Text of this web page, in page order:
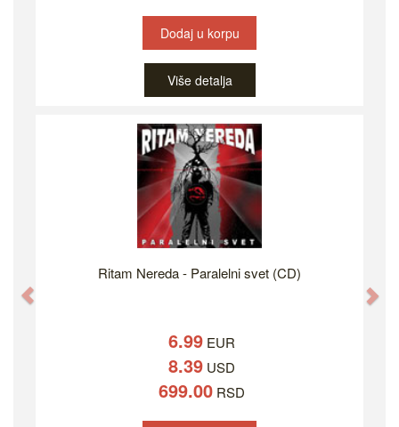
Dodaj u korpu
Više detalja
Ritam Nereda - Paralelni svet (CD)
6.99 EUR
8.39 USD
699.00 RSD